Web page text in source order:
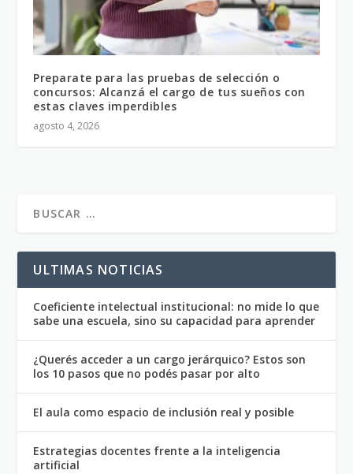
Preparate para las pruebas de selección o
concursos: Alcanzá el cargo de tus sueños con
estas claves imperdibles
agosto 4, 2026
ULTIMAS NOTICIAS
Coeficiente intelectual institucional: no mide lo que
sabe una escuela, sino su capacidad para aprender
¿Querés acceder a un cargo jerárquico? Estos son
los 10 pasos que no podés pasar por alto
El aula como espacio de inclusión real y posible
Estrategias docentes frente a la inteligencia
artificial